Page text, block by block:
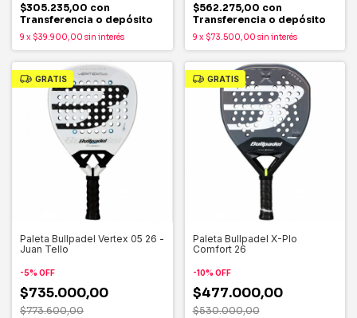
$305.235,00 con
Transferencia o depósito
9 x $39.900,00 sin interés
$562.275,00 con
Transferencia o depósito
9 x $73.500,00 sin interés
GRATIS
Paleta Bullpadel Vertex 05 26 -
Juan Tello
-5% OFF
$735.000,00
$773.600,00
GRATIS
Paleta Bullpadel X-Plo
Comfort 26
-10% OFF
$477.000,00
$530.000,00